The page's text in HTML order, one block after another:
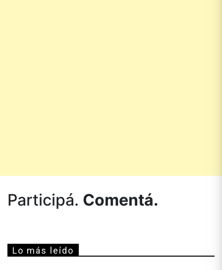
Participá. Comentá.
Lo más leído